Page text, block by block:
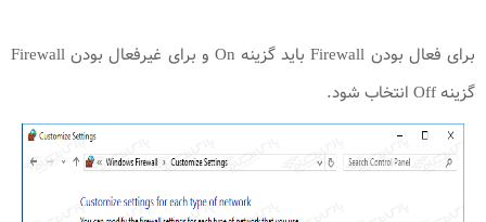
برای فعال بودن Firewall باید گزینه On و برای غیرفعال بودن Firewall
گزینه Off انتخاب شود.